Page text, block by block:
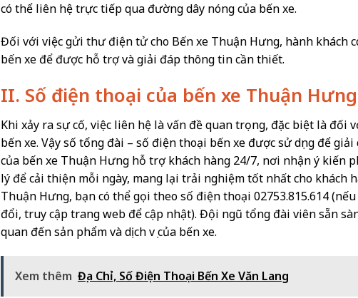
có thể liên hệ trực tiếp qua đường dây nóng của bến xe.
Đối với việc gửi thư điện tử cho Bến xe Thuận Hưng, hành khách
bến xe để được hỗ trợ và giải đáp thông tin cần thiết.
II. Số điện thoại của bến xe Thuận
Khi xảy ra sự cố, việc liên hệ là vấn đề quan trọng, đặc biệt là đối
bến xe. Vậy số tổng đài – số điện thoại bến xe được sử dụng để
của bến xe Thuận Hưng hỗ trợ khách hàng 24/7, nơi nhận ý kiến
lý để cải thiện mỗi ngày, mang lại trải nghiệm tốt nhất cho khách
Thuận Hưng, bạn có thể gọi theo số điện thoại 02753.815.614
đổi, truy cập trang web để cập nhật). Đội ngũ tổng đài viên sẵn
quan đến sản phẩm và dịch vụ của bến xe.
Xem thêm Địa Chỉ, Số Điện Thoại Bến Xe Văn Lang